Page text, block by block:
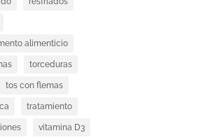
alimenticio
torceduras
tos con flemas
tratamiento
vitamina D3